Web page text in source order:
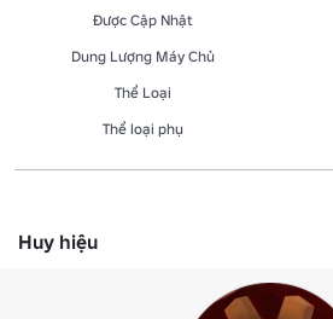
Được Cập Nhật
Dung Lượng Máy Chủ
Thể Loại
Thể loại phụ
Huy hiệu